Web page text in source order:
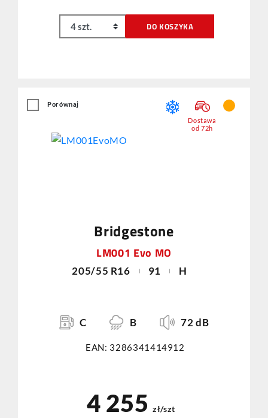
DO KOSZYKA
Bridgestone
LM001 Evo MO
205/55 R16 91 H
C B 72 dB
EAN: 3286341414912
Porównaj
Dostawa
od 72h
4 255 zł/szt